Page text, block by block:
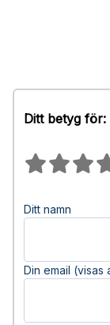
Ditt betyg för:
Ditt namn
Din email (visas